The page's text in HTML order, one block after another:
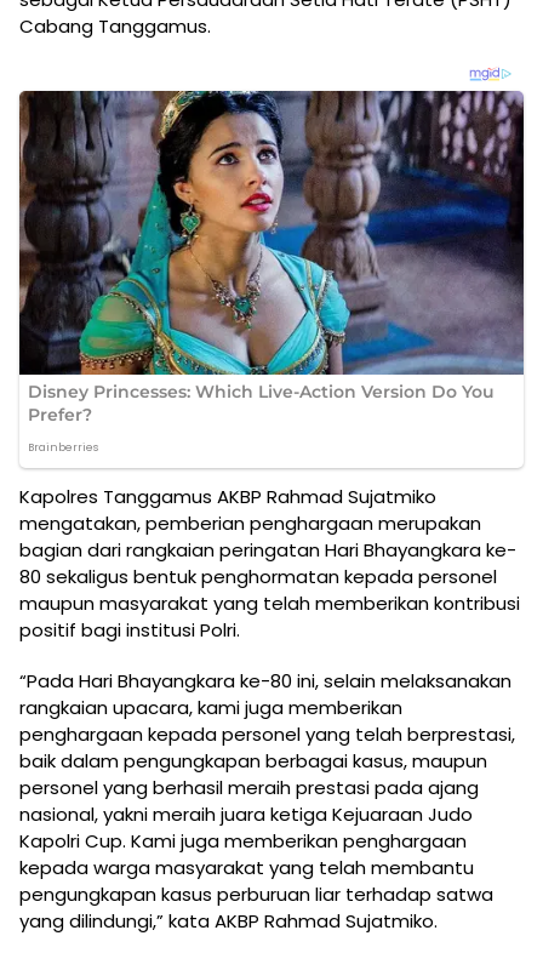
Cabang Tanggamus.
Kapolres Tanggamus AKBP Rahmad Sujatmiko
mengatakan, pemberian penghargaan merupakan
bagian dari rangkaian peringatan Hari Bhayangkara ke-
80 sekaligus bentuk penghormatan kepada personel
maupun masyarakat yang telah memberikan kontribusi
positif bagi institusi Polri.
“Pada Hari Bhayangkara ke-80 ini, selain melaksanakan
rangkaian upacara, kami juga memberikan
penghargaan kepada personel yang telah berprestasi,
baik dalam pengungkapan berbagai kasus, maupun
personel yang berhasil meraih prestasi pada ajang
nasional, yakni meraih juara ketiga Kejuaraan Judo
Kapolri Cup. Kami juga memberikan penghargaan
kepada warga masyarakat yang telah membantu
pengungkapan kasus perburuan liar terhadap satwa
yang dilindungi,” kata AKBP Rahmad Sujatmiko.